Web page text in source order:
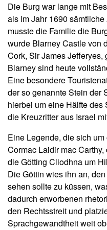
Die Burg war lange mit
als im Jahr 1690
musste die Familie die
wurde Blarney Castle von
Cork, Sir James
Blarney sind heute
Eine besondere
der so genannte Stein der
hierbei um eine Hälfte des
die Kreuzritter aus Israel
Eine Legende, die sich
Cormac Laidir mac
die Götting Cliodhna um
Die Göttin wies ihn an,
sehen sollte zu küssen,
dadurch erworbenen
den Rechtsstreit und
Sprachgewandtheit weit